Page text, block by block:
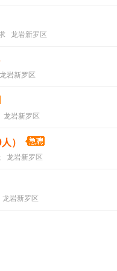
龙岩新罗区
岩新罗区
岩新罗区
）
龙岩新罗区
岩新罗区